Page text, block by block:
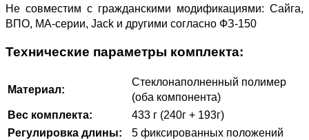
Не совместим с гражданскими модификациями: Сайга,
ВПО, МА-серии, Jack и другими согласно ФЗ-150
Технические параметры комплекта:
Материал:
Стеклонаполненный полимер
(оба компонента)
Вес комплекта:
433 г (240г + 193г)
Регулировка длины:
5 фиксированных положений